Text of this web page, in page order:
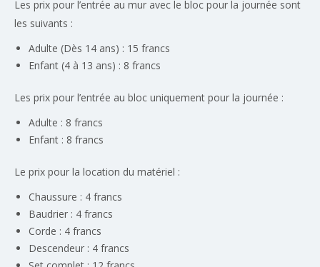
Les prix pour l’entrée au mur avec le bloc pour la journée sont
les suivants :
Adulte (Dès 14 ans) : 15 francs
Enfant (4 à 13 ans) : 8 francs
Les prix pour l’entrée au bloc uniquement pour la journée :
Adulte : 8 francs
Enfant : 8 francs
Le prix pour la location du matériel :
Chaussure : 4 francs
Baudrier : 4 francs
Corde : 4 francs
Descendeur : 4 francs